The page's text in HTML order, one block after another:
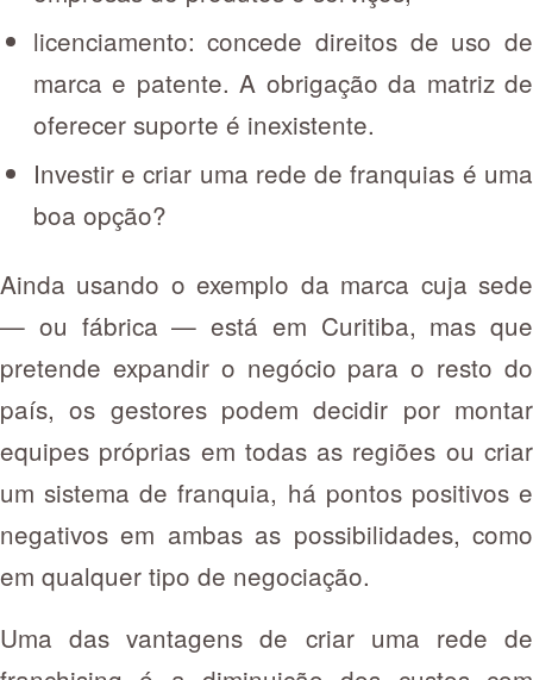
licenciamento: concede direitos de uso de
marca e patente. A obrigação da matriz de
oferecer suporte é inexistente.
Investir e criar uma rede de franquias é uma
boa opção?
Ainda usando o exemplo da marca cuja sede
— ou fábrica — está em Curitiba, mas que
pretende expandir o negócio para o resto do
país, os gestores podem decidir por montar
equipes próprias em todas as regiões ou criar
um sistema de franquia, há pontos positivos e
negativos em ambas as possibilidades, como
em qualquer tipo de negociação.
Uma das vantagens de criar uma rede de